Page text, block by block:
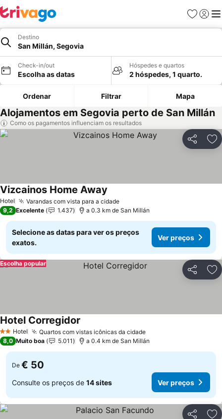
Favoritos
Iniciar
Destino
San Millán, Segovia
Check-in/out
Escolha as datas
Hóspedes e quartos
2 hóspedes, 1 quarto.
Ordenar Filtrar Mapa
Alojamentos em Segovia perto de San Millán
Como os pagamentos influenciam os resultados
Partilhar
Hotel Varandas com vista para a cidade
Vizcainos Home Away
9,2 Excelente 1.437 a 0.3 km de San Millán
Selecione as datas para ver os preços
exatos.
Ver preços
Partilhar
Escolha popular
2 Estrelas
Hotel Quartos com vistas icônicas da cidade
Hotel Corregidor
8,0 Muito boa 5.011 a 0.4 km de San Millán
De € 50
Consulte os preços de 14 sites Ver preços